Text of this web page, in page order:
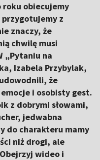
obiecujemy
z
znaczy, że
chwilę musi
„Pytaniu na
Izabela Przybylak,
że
i osobisty gest.
z dobrymi słowami,
jedwabna
do charakteru mamy
niż drogi, ale
wideo i